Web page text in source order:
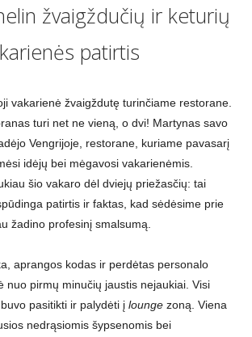
žvaigždučių ir keturių
patirtis
vakarienė žvaigždutę turinčiame restorane.
turi net ne vieną, o dvi! Martynas savo
Vengrijoje, restorane, kuriame pavasarį
idėjų bei mėgavosi vakarienėmis.
šio vakaro dėl dviejų priežasčių: tai
patirtis ir faktas, kad sėdėsime prie
žadino profesinį smalsumą.
aprangos kodas ir perdėtas personalo
nuo pirmų minučių jaustis nejaukiai. Visi
pasitikti ir palydėti į loungezoną. Viena
nedrąsiomis šypsenomis bei